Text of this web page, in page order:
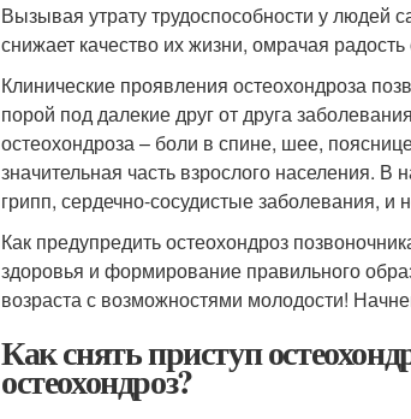
Вызывая утрату трудоспособности у людей
снижает качество их жизни, омрачая
Клинические проявления остеохондроза
порой под далекие друг от друга
остеохондроза – боли в спине, шее,
значительная часть взрослого населения. В
грипп, сердечно-сосудистые заболевания,
Как предупредить остеохондроз
здоровья и формирование правильного
возраста с возможностями молодости!
Как снять приступ
остеохондроз?